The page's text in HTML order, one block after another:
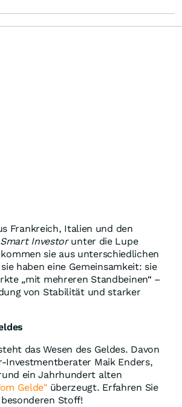
Frankreich, Italien und den
Smart Investorunter die Lupe
sie aus unterschiedlichen
haben eine Gemeinsamkeit: sie
„mit mehreren Standbeinen“ –
von Stabilität und starker
das Wesen des Geldes. Davon
Investmentberater Maik Enders,
ein Jahrhundert alten
Gelde"überzeugt. Erfahren Sie
Stoff!